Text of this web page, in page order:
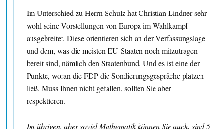
Im Unterschied zu Herrn Schulz hat Christian Lindner sehr
wohl seine Vorstellungen von Europa im Wahlkampf
ausgebreitet. Diese orientieren sich an der Verfassungslage
und dem, was die meisten EU-Staaten noch mitzutragen
bereit sind, nämlich den Staatenbund. Und es ist eine der
Punkte, woran die FDP die Sondierungsgespräche platzen
ließ. Muss Ihnen nicht gefallen, sollten Sie aber
respektieren.
Im übrigen, aber soviel Mathematik können Sie auch, sind 5